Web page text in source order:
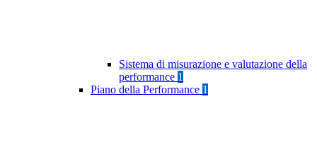
Sistema di misurazione e valutazione della
performance 1
Piano della Performance 1